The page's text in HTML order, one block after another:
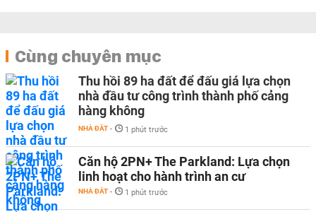
Cùng chuyên mục
Thu hồi 89 ha đất để đấu giá lựa chọn
nhà đầu tư công trình thành phố cảng
hàng không
NHÀ ĐẤT - 1 phút trước
Căn hộ 2PN+ The Parkland: Lựa chọn
linh hoạt cho hành trình an cư
NHÀ ĐẤT - 1 phút trước